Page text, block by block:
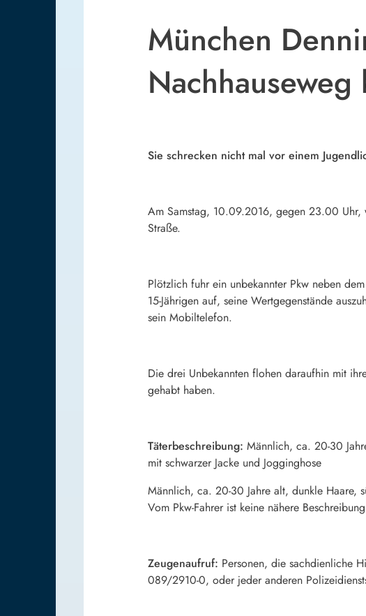
München
Sie schrecken nicht mal vor einem
Am Samstag, 10.09.2016, gegen 23.00 Uhr,
Straße.
Plötzlich fuhr ein unbekannter Pkw neben
15-Jährigen auf, seine Wertgegenstände
sein Mobiltelefon.
Die drei Unbekannten flohen daraufhin mit
gehabt haben.
Täterbeschreibung: Männlich, ca. 20-30
mit schwarzer Jacke und Jogginghose
Männlich, ca. 20-30 Jahre alt, dunkle Haare,
Vom Pkw-Fahrer ist keine nähere
Zeugenaufruf: Personen, die sachdienliche
089/2910-0, oder jeder anderen